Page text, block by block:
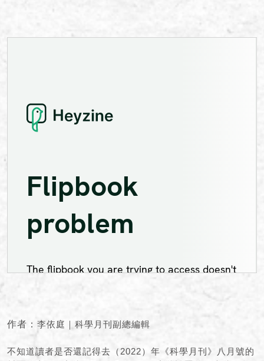
作者： 李依庭｜科學月刊副總編輯
不知道讀者是否還記得去（2022）年《科學月刊》八月號的